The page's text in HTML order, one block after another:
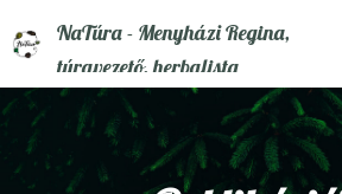
NaTúra - Menyházi Regina,
túravezető, herbalista